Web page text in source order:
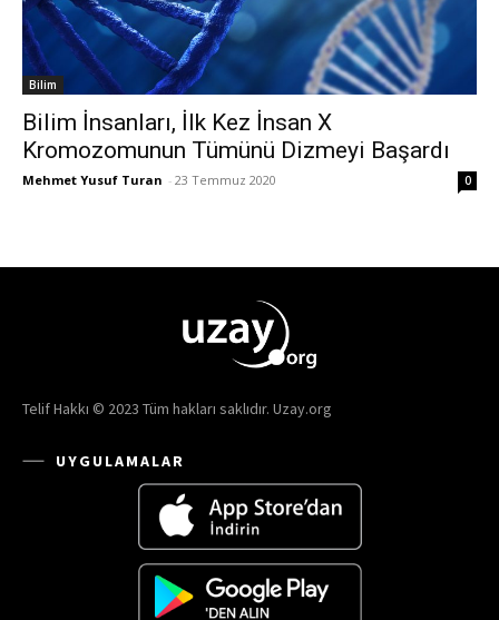
Bilim
Bilim İnsanları, İlk Kez İnsan X
Kromozomunun Tümünü Dizmeyi Başardı
Mehmet Yusuf Turan - 23 Temmuz 2020 0
Telif Hakkı © 2023 Tüm hakları saklıdır. Uzay.org
UYGULAMALAR